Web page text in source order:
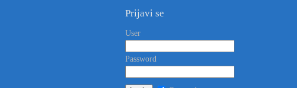
Prijavi se
User
Password